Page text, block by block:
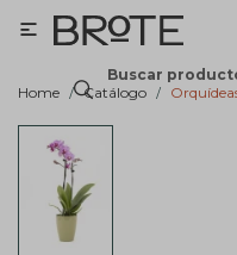
Buscar

Home Catálogo